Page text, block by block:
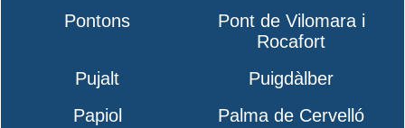
Pontons
Pont de Vilomara i
Rocafort
Pujalt
Puigdàlber
Papiol
Palma de Cervelló